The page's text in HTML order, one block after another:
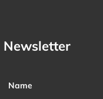
Newsletter
Name